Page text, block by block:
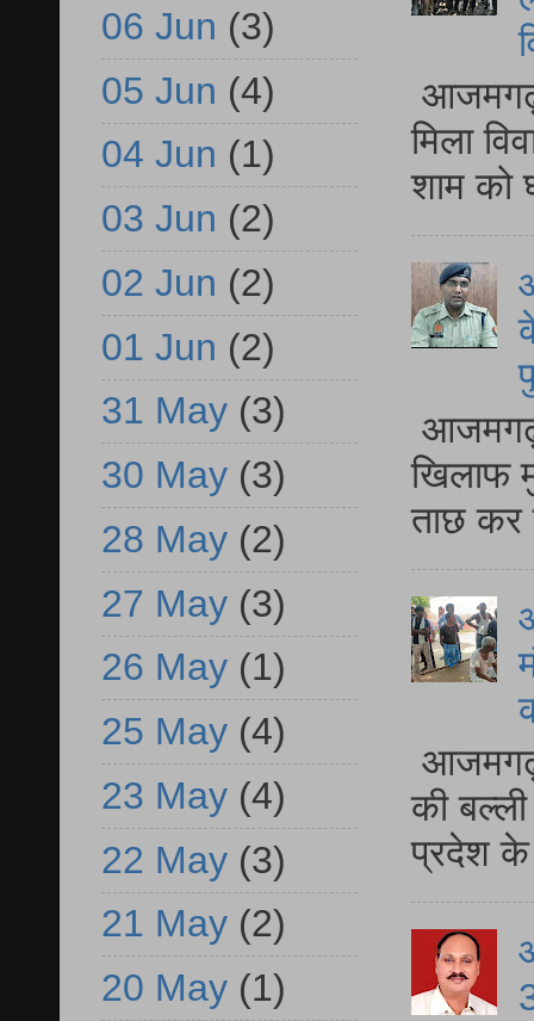
आजमगढ़
मिला
शाम को
आजमगढ़
खिलाफ
ताछ कर
आजमगढ़
की
प्रदेश
06 Jun (3)
05 Jun (4)
04 Jun (1)
03 Jun (2)
02 Jun (2)
01 Jun (2)
31 May (3)
30 May (3)
28 May (2)
27 May (3)
26 May (1)
25 May (4)
23 May (4)
22 May (3)
21 May (2)
20 May (1)